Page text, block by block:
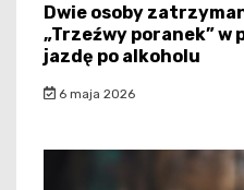
Dwie osoby
„Trzeźwy poranek” w
jazdę po alkoholu
6 maja 2026